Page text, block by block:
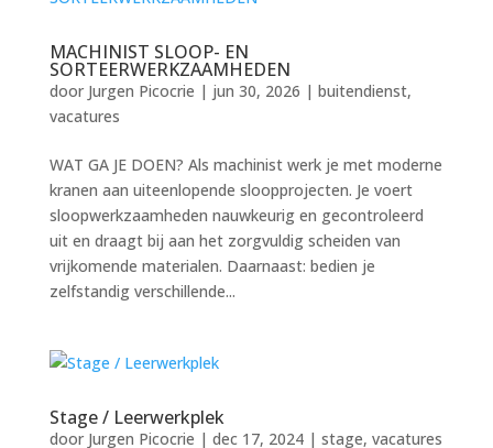
MACHINIST SLOOP- EN
SORTEERWERKZAAMHEDEN
door Jurgen Picocrie | jun 30, 2026 | buitendienst,
vacatures
WAT GA JE DOEN? Als machinist werk je met moderne
kranen aan uiteenlopende sloopprojecten. Je voert
sloopwerkzaamheden nauwkeurig en gecontroleerd
uit en draagt bij aan het zorgvuldig scheiden van
vrijkomende materialen. Daarnaast: bedien je
zelfstandig verschillende...
Stage / Leerwerkplek
door Jurgen Picocrie | dec 17, 2024| stage, vacatures